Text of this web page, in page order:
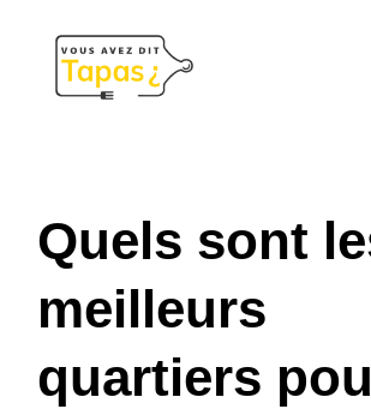
Quels sont
meilleurs
quartiers